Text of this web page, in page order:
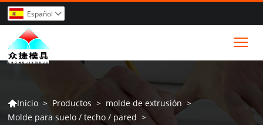
Español 
Inicio > Productos > molde de extrusión >
Molde para suelo / techo / pared >